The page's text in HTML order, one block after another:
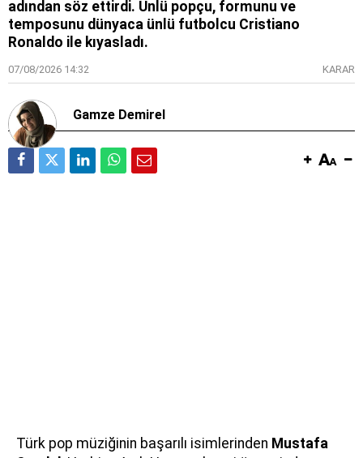
adından söz ettirdi. Ünlü popçu, formunu ve
temposunu dünyaca ünlü futbolcu Cristiano
Ronaldo ile kıyasladı.
07/08/2026 14:32 KARAR
Gamze Demirel
Türk pop müziğinin başarılı isimlerinden Mustafa